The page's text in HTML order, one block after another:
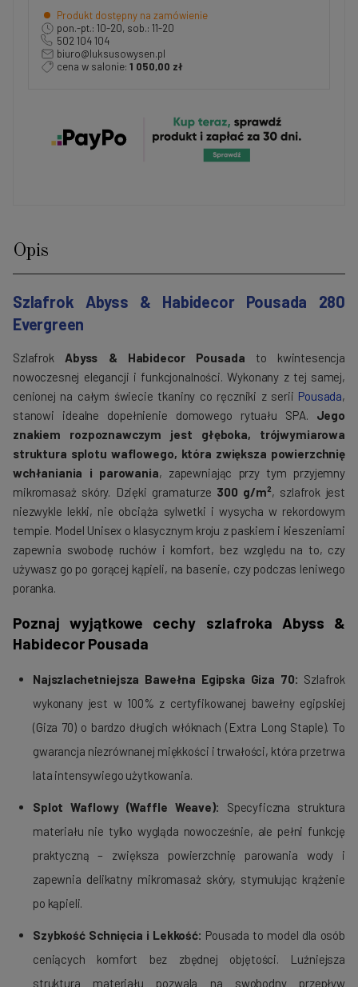
Produkt dostępny na zamówienie
pon.-pt.: 10-20, sob.: 11-20
502 104 104
biuro@luksusowysen.pl
cena w salonie: 1 050,00 zł
Opis
Szlafrok Abyss & Habidecor Pousada 280
Evergreen
Szlafrok Abyss & Habidecor Pousada to kwintesencja
nowoczesnej elegancji i funkcjonalności. Wykonany z tej samej,
cenionej na całym świecie tkaniny co ręczniki z serii Pousada,
stanowi idealne dopełnienie domowego rytuału SPA. Jego
znakiem rozpoznawczym jest głęboka, trójwymiarowa
struktura splotu waflowego, która zwiększa powierzchnię
wchłaniania i parowania, zapewniając przy tym przyjemny
mikromasaż skóry. Dzięki gramaturze 300 g/m², szlafrok jest
niezwykle lekki, nie obciąża sylwetki i wysycha w rekordowym
tempie. Model Unisex o klasycznym kroju z paskiem i kieszeniami
zapewnia swobodę ruchów i komfort, bez względu na to, czy
używasz go po gorącej kąpieli, na basenie, czy podczas leniwego
poranka.
Poznaj wyjątkowe cechy szlafroka Abyss &
Habidecor Pousada
Najszlachetniejsza Bawełna Egipska Giza 70: Szlafrok
wykonany jest w 100% z certyfikowanej bawełny egipskiej
(Giza 70) o bardzo długich włóknach (Extra Long Staple). To
gwarancja niezrównanej miękkości i trwałości, która przetrwa
lata intensywiego użytkowania.
Splot Waflowy (Waffle Weave): Specyficzna struktura
materiału nie tylko wygląda nowocześnie, ale pełni funkcję
praktyczną – zwiększa powierzchnię parowania wody i
zapewnia delikatny mikromasaż skóry, stymulując krążenie
po kąpieli.
Szybkość Schnięcia i Lekkość: Pousada to model dla osób
ceniących komfort bez zbędnej objętości. Luźniejsza
struktura materiału pozwala na swobodny przepływ